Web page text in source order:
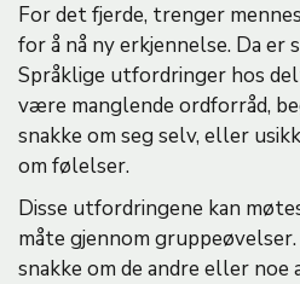
For det fjerde, trenger
for å nå ny erkjennelse. Da er
Språklige utfordringer hos
være manglende ordforråd,
snakke om seg selv, eller
om følelser.
Disse utfordringene kan
måte gjennom
snakke om de andre eller noe